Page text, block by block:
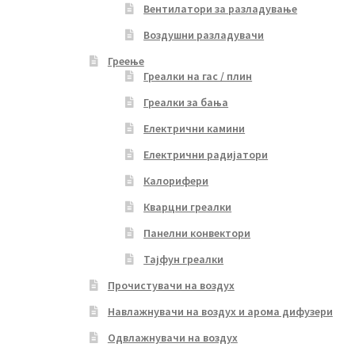
Вентилатори за разладување
Воздушни разладувачи
Греење
Греалки на гас / плин
Греалки за бања
Електрични камини
Електрични радијатори
Калорифери
Кварцни греалки
Панелни конвектори
Тајфун греалки
Прочистувачи на воздух
Навлажнувачи на воздух и арома дифузери
Одвлажнувачи на воздух